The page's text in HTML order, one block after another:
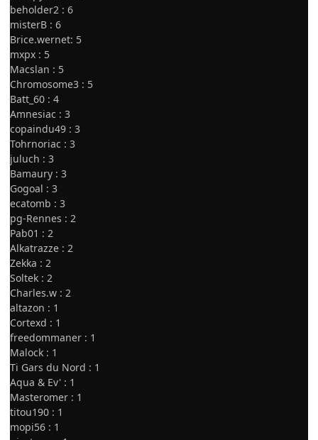
beholder2 : 6
misterB : 6
Brice.wernet: 5
mxpx : 5
Macslan : 5
Chromosome3 : 5
Batt_60 : 4
Amnesiac : 3
copaindu49 : 3
Tohrnoriac : 3
juluch : 3
Bamaury : 3
Gogoal : 3
ecatomb : 3
pg-Rennes : 2
Pab01 : 2
Alkatrazze : 2
Zekka : 2
Soltek : 2
Charles.w : 2
altazon : 1
Cortexd : 1
freedommaner : 1
Malock : 1
Ti Gars du Nord : 1
Aqua & Ev' : 1
Masteromer : 1
titou190 : 1
mopi56 : 1